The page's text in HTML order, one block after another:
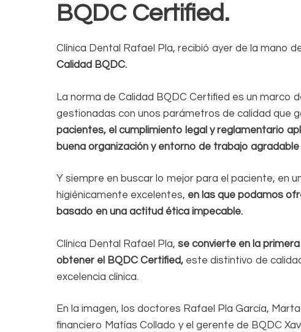
BQDC Certified.
Clínica Dental Rafael Pla, recibió ayer de la mano
Calidad BQDC.
La norma de Calidad BQDC Certified es un marco
gestionadas con unos parámetros de calidad que
pacientes, el cumplimiento legal y reglamentario
buena organización y entorno de trabajo
Y siempre en buscar lo mejor para el paciente, en
higiénicamente excelentes, en las que podamos
basado en una actitud ética impecable.
Clínica Dental Rafael Pla, se convierte en la primera
obtener el BQDC Certified, este distintivo de
excelencia clínica.
En la imagen, los doctores Rafael Pla García,
financiero Matías Collado y el gerente de BQDC